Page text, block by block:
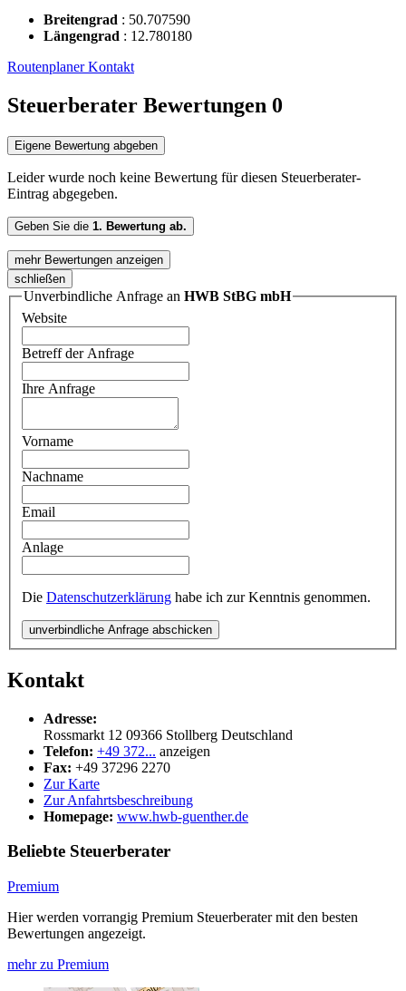
Breitengrad : 50.707590
Längengrad : 12.780180
RoutenplanerKontakt
Steuerberater Bewertungen 0
Eigene Bewertung abgeben
Leider wurde noch keine Bewertung für diesen Steuerberater-
Eintrag abgegeben.
Geben Sie die 1. Bewertung ab.
mehr Bewertungen anzeigen
schließen
Unverbindliche Anfrage an HWB StBG mbH
Website
Betreff der Anfrage
Ihre Anfrage
Vorname
Nachname
Email
Anlage
Die Datenschutzerklärung habe ich zur Kenntnis genommen.
unverbindliche Anfrage abschicken
Kontakt
Adresse:
Rossmarkt 12 09366 Stollberg Deutschland
Telefon: +49 372... anzeigen
Fax: +49 37296 2270
Zur Karte
Zur Anfahrtsbeschreibung
Homepage: www.hwb-guenther.de
Beliebte Steuerberater
Premium
Hier werden vorrangig Premium Steuerberater mit den besten
Bewertungen angezeigt.
mehr zu Premium